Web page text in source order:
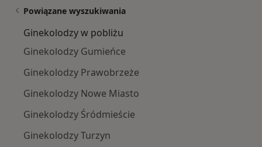
Powiązane wyszukiwania
Ginekolodzy w pobliżu
Ginekolodzy Gumieńce
Ginekolodzy Prawobrzeże
Ginekolodzy Nowe Miasto
Ginekolodzy Śródmieście
Ginekolodzy Turzyn